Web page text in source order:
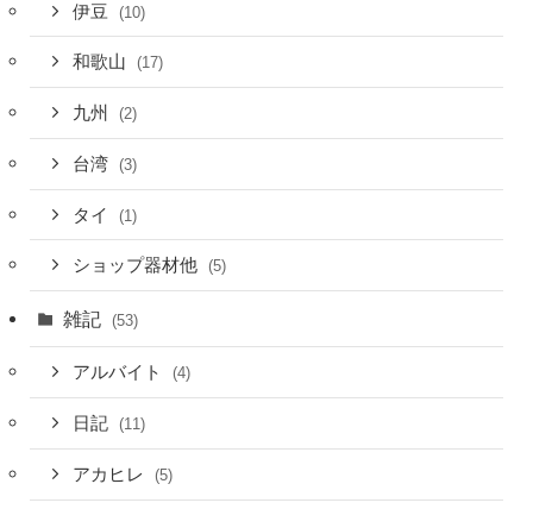
伊豆 (10)
和歌山 (17)
九州 (2)
台湾 (3)
タイ (1)
ショップ器材他 (5)
雑記 (53)
アルバイト (4)
日記 (11)
アカヒレ (5)